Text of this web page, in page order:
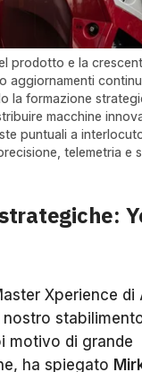
prodotto e la
aggiornamenti
la formazione
macchine
puntuali a
telemetria e
Xperience di
nostro
motivo di grande
ha spiegato